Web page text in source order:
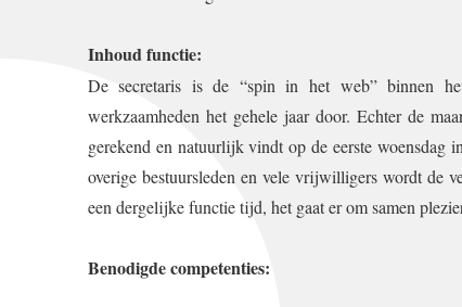
Inhoud functie:
De secretaris is de “spin in het web” binnen
werkzaamheden het gehele jaar door. Echter de
gerekend en natuurlijk vindt op de eerste woensdag
overige bestuursleden en vele vrijwilligers wordt de
een dergelijke functie tijd, het gaat er om samen
Benodigde competenties: